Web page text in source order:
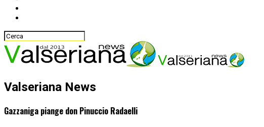
Valseriana News
Gazzaniga piange don Pinuccio Radaelli